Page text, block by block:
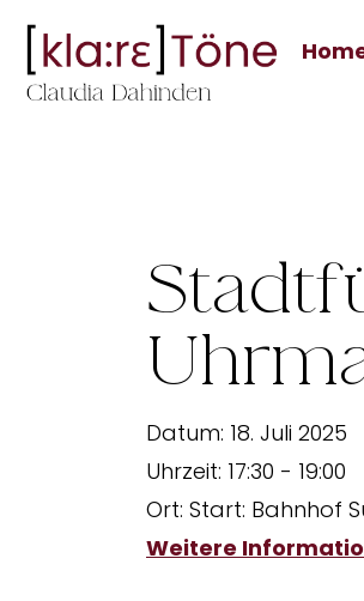
Datum: 18. Juli 2025
Uhrzeit: 17:30 - 19:00
Ort: Start: Bahnhof
Weitere